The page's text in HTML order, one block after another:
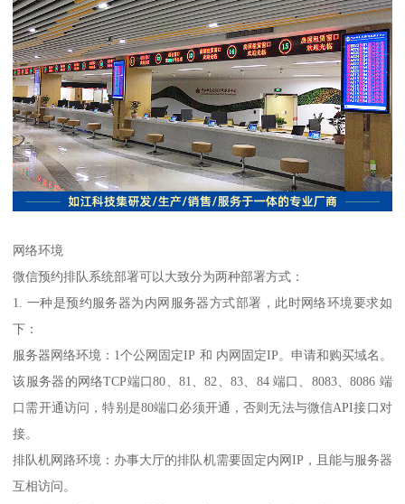
网络环境
微信预约排队系统部署可以大致分为两种部署方式：
1. 一种是预约服务器为内网服务器方式部署，此时网络环境要求如
下：
服务器网络环境：1个公网固定IP 和 内网固定IP。申请和购买域名。
该服务器的网络TCP端口80、81、82、83、84 端口、8083、8086 端
口需开通访问，特别是80端口必须开通，否则无法与微信API接口对
接。
排队机网路环境：办事大厅的排队机需要固定内网IP，且能与服务器
互相访问。